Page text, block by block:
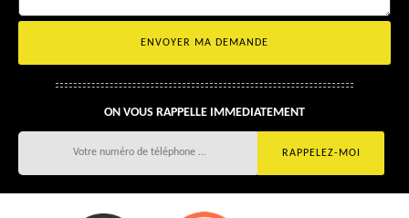
ON VOUS RAPPELLE IMMEDIATEMENT